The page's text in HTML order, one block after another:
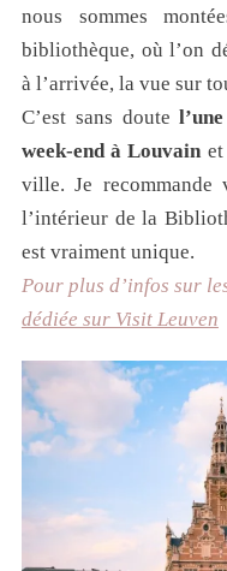
nous sommes
bibliothèque, où l’on
à l’arrivée, la vue sur
C’est sans doute
week-end à Louvain
ville. Je
l’intérieur de la
est vraiment unique.
Pour plus d’infos sur
dédiée sur Visit Leuven